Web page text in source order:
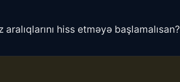
hiss etməyə başlamalısan?